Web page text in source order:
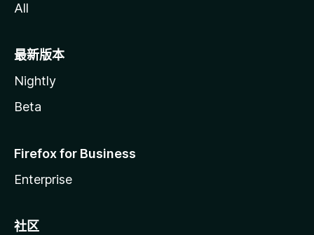
All
最新版本
Nightly
Beta
Firefox for Business
Enterprise
社区